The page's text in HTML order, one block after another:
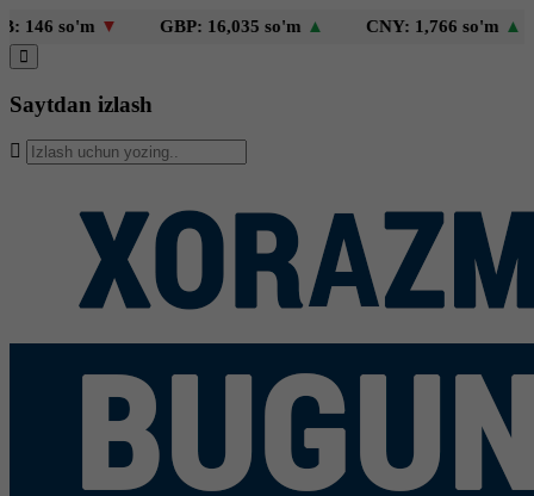
so'm▼ GBP: 16,035 so'm▲ CNY: 1,766 so'm▲
Saytdan izlash